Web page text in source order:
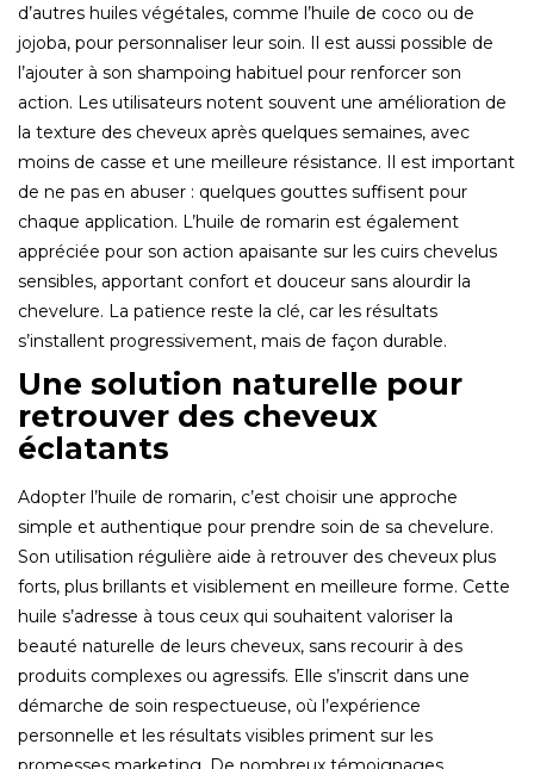
d’autres huiles végétales, comme l’huile de coco ou de
jojoba, pour personnaliser leur soin. Il est aussi possible de
l’ajouter à son shampoing habituel pour renforcer son
action. Les utilisateurs notent souvent une amélioration de
la texture des cheveux après quelques semaines, avec
moins de casse et une meilleure résistance. Il est important
de ne pas en abuser : quelques gouttes suffisent pour
chaque application. L’huile de romarin est également
appréciée pour son action apaisante sur les cuirs chevelus
sensibles, apportant confort et douceur sans alourdir la
chevelure. La patience reste la clé, car les résultats
s’installent progressivement, mais de façon durable.
Une solution naturelle pour
retrouver des cheveux
éclatants
Adopter l’huile de romarin, c’est choisir une approche
simple et authentique pour prendre soin de sa chevelure.
Son utilisation régulière aide à retrouver des cheveux plus
forts, plus brillants et visiblement en meilleure forme. Cette
huile s’adresse à tous ceux qui souhaitent valoriser la
beauté naturelle de leurs cheveux, sans recourir à des
produits complexes ou agressifs. Elle s’inscrit dans une
démarche de soin respectueuse, où l’expérience
personnelle et les résultats visibles priment sur les